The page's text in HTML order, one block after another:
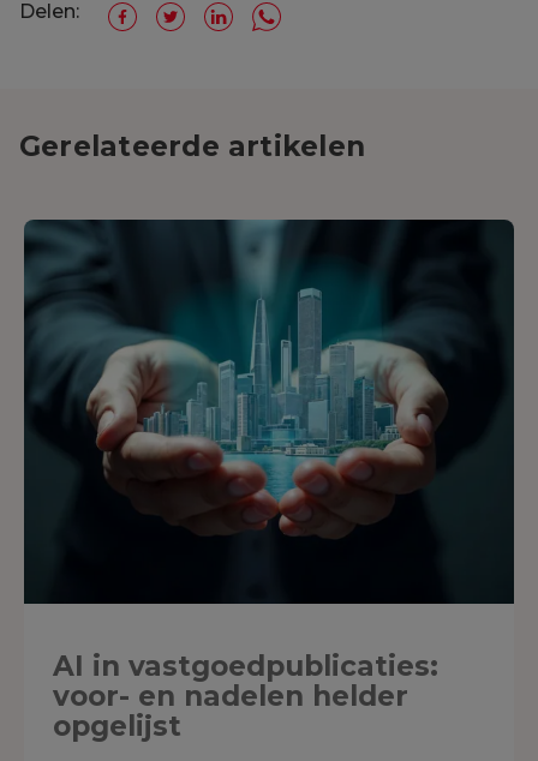
Delen:
Gerelateerde artikelen
AI in vastgoedpublicaties:
voor- en nadelen helder
opgelijst